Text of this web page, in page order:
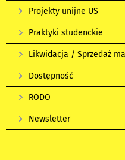
Projekty unijne US
Praktyki studenckie
Likwidacja / Sprzedaż
Dostępność
RODO
Newsletter